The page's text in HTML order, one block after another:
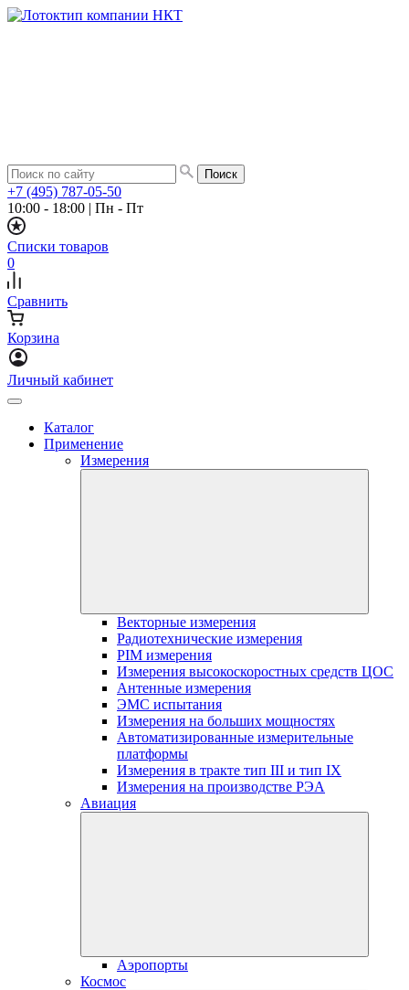
+7 (495) 787-05-50
10:00 - 18:00 | Пн - Пт
Списки товаров
0
Сравнить
Корзина
Личный кабинет
Каталог
Применение
Измерения
Векторные измерения
Радиотехнические измерения
PIM измерения
Измерения высокоскоростных средств ЦОС
Антенные измерения
ЭМС испытания
Измерения на больших мощностях
Автоматизированные измерительные
платформы
Измерения в тракте тип III и тип IX
Измерения на производстве РЭА
Авиация
Аэропорты
Космос